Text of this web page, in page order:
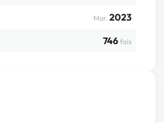
Mar. 2023
746 fois